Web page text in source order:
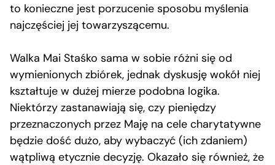
to konieczne jest porzucenie sposobu myślenia
najczęściej jej towarzyszącemu.
Walka Mai Staśko sama w sobie różni się od
wymienionych zbiórek, jednak dyskusję wokół niej
kształtuje w dużej mierze podobna logika.
Niektórzy zastanawiają się, czy pieniędzy
przeznaczonych przez Maję na cele charytatywne
będzie dość dużo, aby wybaczyć (ich zdaniem)
wątpliwą etycznie decyzję. Okazało się również, że